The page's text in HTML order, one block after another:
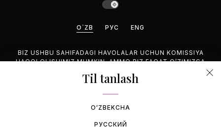
O`ZB РУС ENG
BIZ USHBU SAHIFADAGI HAVOLALAR UCHUN KOMISSIYA
HAQQI OLISHIMIZ MUMKIN, AMMO BIZ FAQAT O’ZIMIZGA
Til tanlash
OʻZBEKCHA
РУССКИЙ